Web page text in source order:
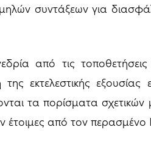
συντάξεων για
από τις
εκτελεστικής
τα πορίσματα
έτοιμες από τον περασμένο